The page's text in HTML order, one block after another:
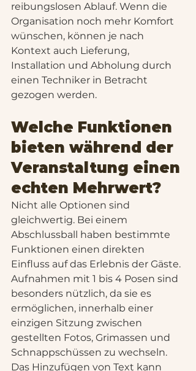
reibungslosen Ablauf. Wenn die
Organisation noch mehr Komfort
wünschen, können je nach
Kontext auch Lieferung,
Installation und Abholung durch
einen Techniker in Betracht
gezogen werden.
Welche Funktionen
bieten während der
Veranstaltung einen
echten Mehrwert?
Nicht alle Optionen sind
gleichwertig. Bei einem
Abschlussball haben bestimmte
Funktionen einen direkten
Einfluss auf das Erlebnis der Gäste.
Aufnahmen mit 1 bis 4 Posen sind
besonders nützlich, da sie es
ermöglichen, innerhalb einer
einzigen Sitzung zwischen
gestellten Fotos, Grimassen und
Schnappschüssen zu wechseln.
Das Hinzufügen von Text kann